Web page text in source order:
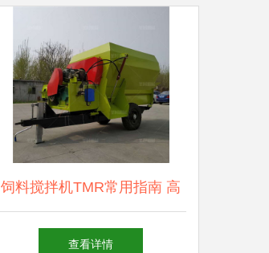
饲料搅拌机TMR常用指南 高
效畜牧养殖的必备工具
查看详情